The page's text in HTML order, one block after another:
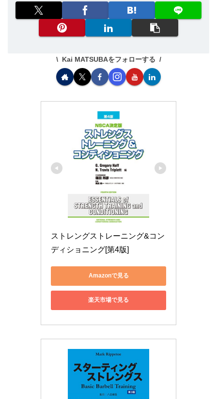
Kai MATSUBAをフォローする
ストレングストレーニング&コン
ディショニング[第4版]
Amazonで見る
楽天市場で見る